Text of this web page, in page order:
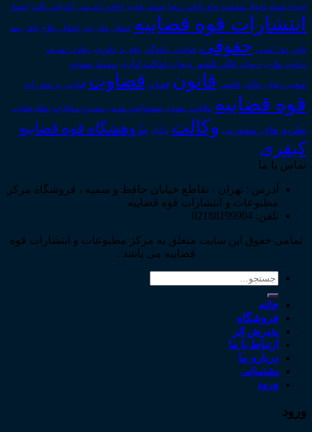
اجرای اسناد احوال شخصیه ادله_اثبات_دعوا اسناد_تجاری اعاده_دادرسی اعتراض_ثالث اعسار
انتشارات قوه قضاییه انتقال_مال_غیر انحلال_نکاح بانک بیمه
تاجر حق_کسب حقوقی حوادث_رانندگی خلع_ید داوری دعاوی_تصرف
دعاوی_طاری دیوان عالی کشور دیوان عدالت اداری سقوط_تعهدات
شعب_دیوان_عالی قاضی قانون قضات قضاوت قوانین_و_مقررات
قوه قضاییه مالکیت_معنوی مسئولیت_مدنی مشروح مذاکرات نظام قضایی
نظریه_های_مشورتی وکالت وکیل پژوهشگاه قوه قضاییه
کیفری
تماس با ما
آدرس : تهران ، تقاطع خیابان حافظ و سمیه ، فروشگاه مرکز
مطبوعات و انتشارات قوه قضاییه
تلفن: 02188199904
تمامی حقوق این سایت متعلق به مرکز مطبوعات و انتشارات قوه
قضاییه می باشد .
جستجو
خانه
فروشگاه
پذیرش اثر
ارتباط با ما
درباره ما
پشتیبانی
ورود
ورود